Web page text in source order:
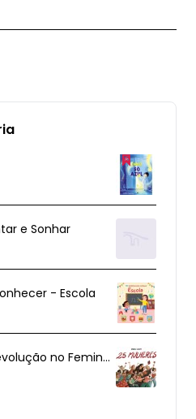
e Sonhar
- Escola
25 Mulheres - Uma Revolução no Feminino